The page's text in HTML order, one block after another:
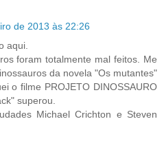
de 2013 às 22:26
aqui.
foram totalmente mal feitos. Me
da novela "Os mutantes"
o filme PROJETO DINOSSAURO
superou.
Michael Crichton e Steven